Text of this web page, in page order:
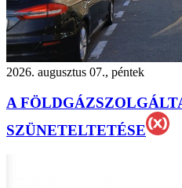
2026. augusztus 07., péntek
A
SZÜNETELTETÉSE